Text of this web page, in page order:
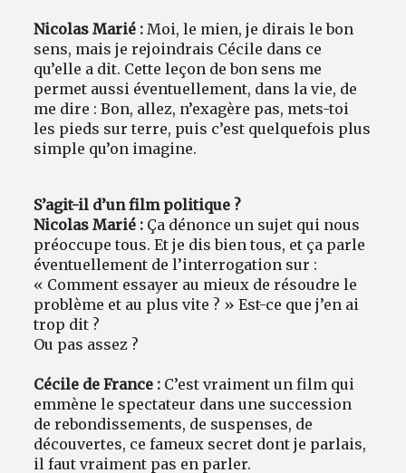
Nicolas Marié :Moi, le mien, je dirais le bon
sens, mais je rejoindrais Cécile dans ce
qu’elle a dit. Cette leçon de bon sens me
permet aussi éventuellement, dans la vie, de
me dire : Bon, allez, n’exagère pas, mets-toi
les pieds sur terre, puis c’est quelquefois plus
simple qu’on imagine.
S’agit-il d’un film politique ?
Nicolas Marié : Ça dénonce un sujet qui nous
préoccupe tous. Et je dis bien tous, et ça parle
éventuellement de l’interrogation sur :
« Comment essayer au mieux de résoudre le
problème et au plus vite ? » Est-ce que j’en ai
trop dit ?
Ou pas assez ?
Cécile de France : C’est vraiment un film qui
emmène le spectateur dans une succession
de rebondissements, de suspenses, de
découvertes, ce fameux secret dont je parlais,
il faut vraiment pas en parler.